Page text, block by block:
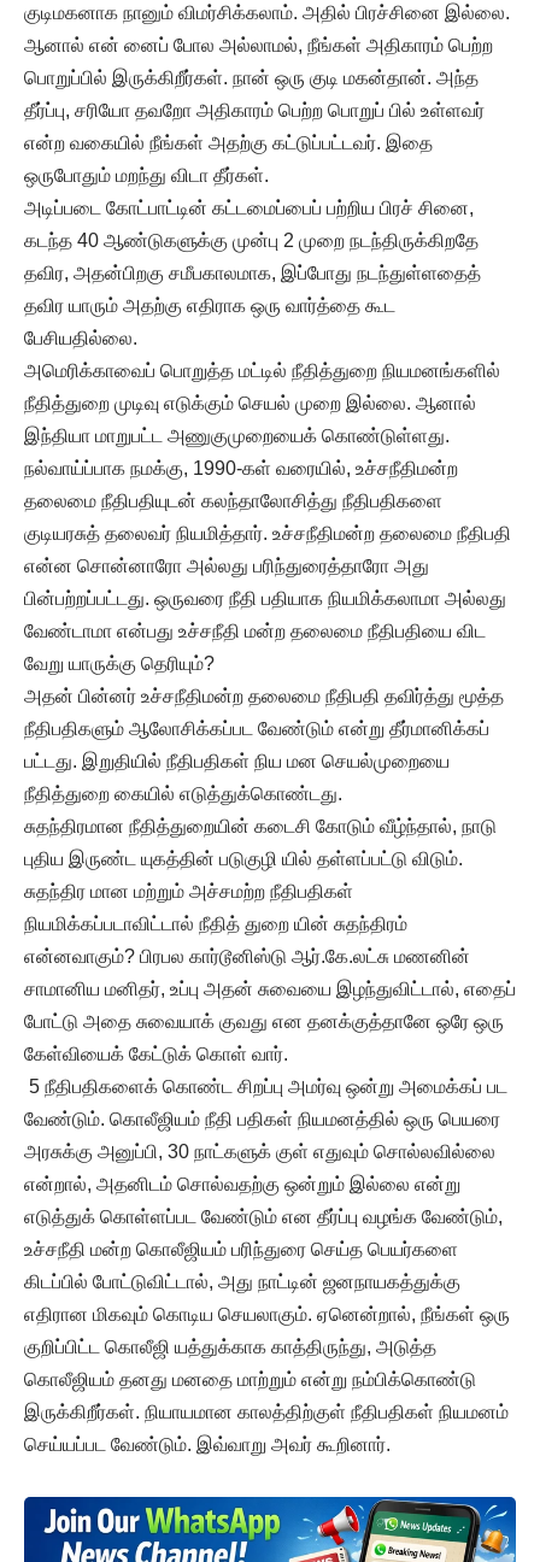
குடிமகனாக நானும் விமர்சிக்கலாம். அதில் பிரச்சினை இல்லை.
ஆனால் என் னைப் போல அல்லாமல், நீங்கள் அதிகாரம் பெற்ற
பொறுப்பில் இருக்கிறீர்கள். நான் ஒரு குடி மகன்தான். அந்த
தீர்ப்பு, சரியோ தவறோ அதிகாரம் பெற்ற பொறுப் பில் உள்ளவர்
என்ற வகையில் நீங்கள் அதற்கு கட்டுப்பட்டவர். இதை
ஒருபோதும் மறந்து விடா தீர்கள்.
அடிப்படை கோட்பாட்டின் கட்டமைப்பைப் பற்றிய பிரச் சினை,
கடந்த 40 ஆண்டுகளுக்கு முன்பு 2 முறை நடந்திருக்கிறதே
தவிர, அதன்பிறகு சமீபகாலமாக, இப்போது நடந்துள்ளதைத்
தவிர யாரும் அதற்கு எதிராக ஒரு வார்த்தை கூட
பேசியதில்லை.
அமெரிக்காவைப் பொறுத்த மட்டில் நீதித்துறை நியமனங்களில்
நீதித்துறை முடிவு எடுக்கும் செயல் முறை இல்லை. ஆனால்
இந்தியா மாறுபட்ட அணுகுமுறையைக் கொண்டுள்ளது.
நல்வாய்ப்பாக நமக்கு, 1990-கள் வரையில், உச்சநீதிமன்ற
தலைமை நீதிபதியுடன் கலந்தாலோசித்து நீதிபதிகளை
குடியரசுத் தலைவர் நியமித்தார். உச்சநீதிமன்ற தலைமை நீதிபதி
என்ன சொன்னாரோ அல்லது பரிந்துரைத்தாரோ அது
பின்பற்றப்பட்டது. ஒருவரை நீதி பதியாக நியமிக்கலாமா அல்லது
வேண்டாமா என்பது உச்சநீதி மன்ற தலைமை நீதிபதியை விட
வேறு யாருக்கு தெரியும்?
அதன் பின்னர் உச்சநீதிமன்ற தலைமை நீதிபதி தவிர்த்து மூத்த
நீதிபதிகளும் ஆலோசிக்கப்பட வேண்டும் என்று தீர்மானிக்கப்
பட்டது. இறுதியில் நீதிபதிகள் நிய மன செயல்முறையை
நீதித்துறை கையில் எடுத்துக்கொண்டது.
சுதந்திரமான நீதித்துறையின் கடைசி கோடும் வீழ்ந்தால், நாடு
புதிய இருண்ட யுகத்தின் படுகுழி யில் தள்ளப்பட்டு விடும்.
சுதந்திர மான மற்றும் அச்சமற்ற நீதிபதிகள்
நியமிக்கப்படாவிட்டால் நீதித் துறை யின் சுதந்திரம்
என்னவாகும்? பிரபல கார்டூனிஸ்டு ஆர்.கே.லட்சு மணனின்
சாமானிய மனிதர், உப்பு அதன் சுவையை இழந்துவிட்டால், எதைப்
போட்டு அதை சுவையாக் குவது என தனக்குத்தானே ஒரே ஒரு
கேள்வியைக் கேட்டுக் கொள் வார்.
5 நீதிபதிகளைக் கொண்ட சிறப்பு அமர்வு ஒன்று அமைக்கப் பட
வேண்டும். கொலீஜியம் நீதி பதிகள் நியமனத்தில் ஒரு பெயரை
அரசுக்கு அனுப்பி, 30 நாட்களுக் குள் எதுவும் சொல்லவில்லை
என்றால், அதனிடம் சொல்வதற்கு ஒன்றும் இல்லை என்று
எடுத்துக் கொள்ளப்பட வேண்டும் என தீர்ப்பு வழங்க வேண்டும்,
உச்சநீதி மன்ற கொலீஜியம் பரிந்துரை செய்த பெயர்களை
கிடப்பில் போட்டுவிட்டால், அது நாட்டின் ஜனநாயகத்துக்கு
எதிரான மிகவும் கொடிய செயலாகும். ஏனென்றால், நீங்கள் ஒரு
குறிப்பிட்ட கொலீஜி யத்துக்காக காத்திருந்து, அடுத்த
கொலீஜியம் தனது மனதை மாற்றும் என்று நம்பிக்கொண்டு
இருக்கிறீர்கள். நியாயமான காலத்திற்குள் நீதிபதிகள் நியமனம்
செய்யப்பட வேண்டும். இவ்வாறு அவர் கூறினார்.